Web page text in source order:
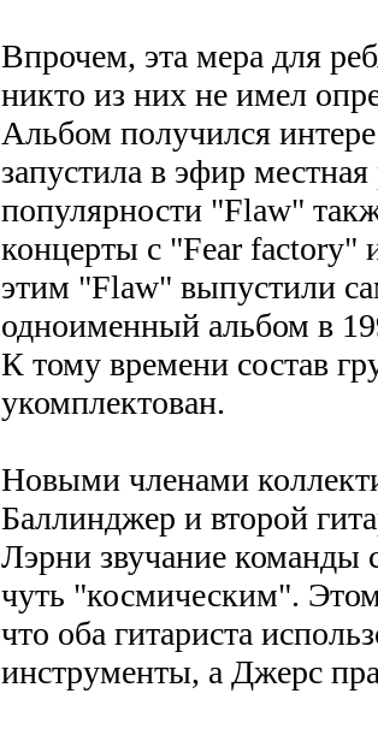
Впрочем, эта мера для
никто из них не имел
Альбом получился
запустила в эфир
популярности "Flaw"
концерты с "Fear factory"
этим "Flaw" выпустили
одноименный альбом в
К тому времени состав
укомплектован.
Новыми членами
Баллинджер и второй
Лэрни звучание
чуть "космическим".
что оба гитариста
инструменты, а Джерс